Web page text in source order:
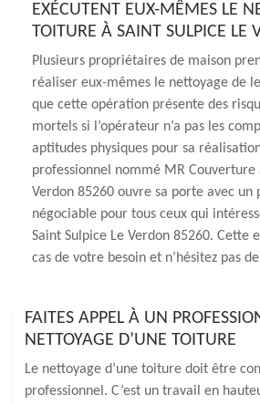
EXÉCUTENT EUX-MÊMES LE
TOITURE À SAINT SULPICE LE
Plusieurs propriétaires de maison
réaliser eux-mêmes le nettoyage de
que cette opération présente des
mortels si l’opérateur n’a pas les
aptitudes physiques pour sa
professionnel nommé MR Couverture
Verdon 85260 ouvre sa porte avec un
négociable pour tous ceux qui
Saint Sulpice Le Verdon 85260. Cette
cas de votre besoin et n’hésitez pas
FAITES APPEL À UN
NETTOYAGE D’UNE TOITURE
Le nettoyage d’une toiture doit être
professionnel. C’est un travail en